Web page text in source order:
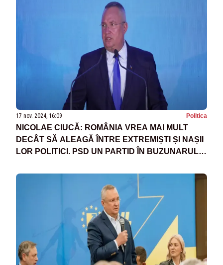
17 nov. 2024, 16:09 Politica
NICOLAE CIUCĂ: ROMÂNIA VREA MAI MULT
DECÂT SĂ ALEAGĂ ÎNTRE EXTREMIȘTI ȘI NAȘII
LOR POLITICI. PSD UN PARTID ÎN BUZUNARUL